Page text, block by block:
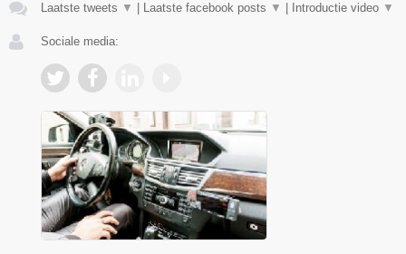
Laatste tweets ▼ Laatste facebook posts ▼ Introductie video ▼
Sociale media: